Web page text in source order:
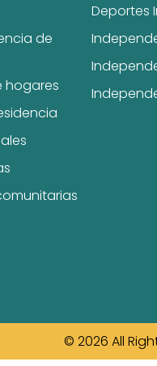
de
hogares
Deportes
© 2026 All